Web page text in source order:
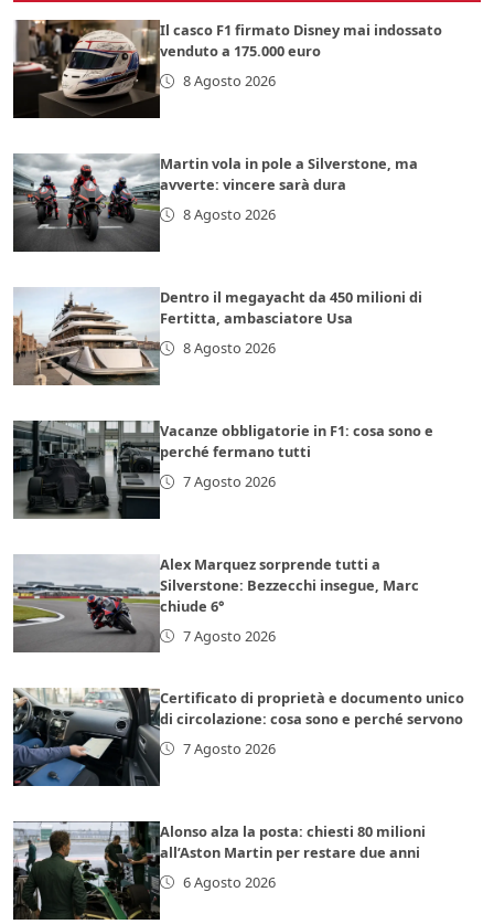
Il casco F1 firmato Disney mai indossato
venduto a 175.000 euro
8 Agosto 2026
Martin vola in pole a Silverstone, ma
avverte: vincere sarà dura
8 Agosto 2026
Dentro il megayacht da 450 milioni di
Fertitta, ambasciatore Usa
8 Agosto 2026
Vacanze obbligatorie in F1: cosa sono e
perché fermano tutti
7 Agosto 2026
Alex Marquez sorprende tutti a
Silverstone: Bezzecchi insegue, Marc
chiude 6°
7 Agosto 2026
Certificato di proprietà e documento unico
di circolazione: cosa sono e perché servono
7 Agosto 2026
Alonso alza la posta: chiesti 80 milioni
all’Aston Martin per restare due anni
6 Agosto 2026